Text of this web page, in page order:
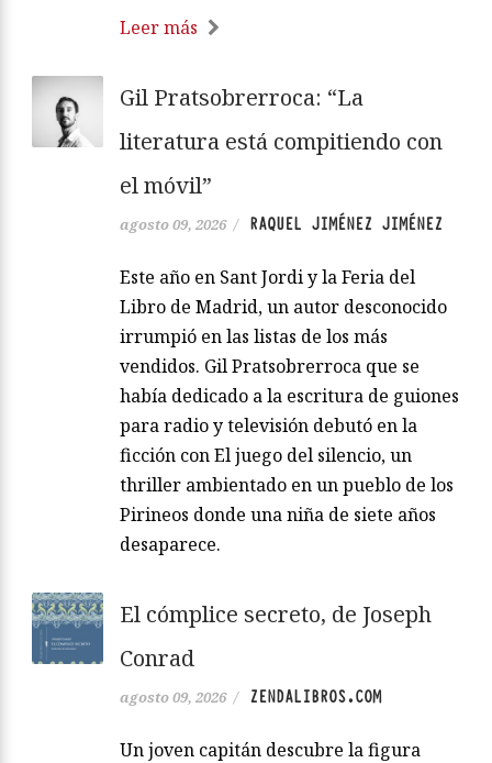
Leer más
Gil Pratsobrerroca: “La
literatura está compitiendo con
el móvil”
agosto 09, 2026 / RAQUEL JIMÉNEZ JIMÉNEZ
Este año en Sant Jordi y la Feria del
Libro de Madrid, un autor desconocido
irrumpió en las listas de los más
vendidos. Gil Pratsobrerroca que se
había dedicado a la escritura de guiones
para radio y televisión debutó en la
ficción con El juego del silencio, un
thriller ambientado en un pueblo de los
Pirineos donde una niña de siete años
desaparece.
El cómplice secreto, de Joseph
Conrad
agosto 09, 2026 / ZENDALIBROS.COM
Un joven capitán descubre la figura